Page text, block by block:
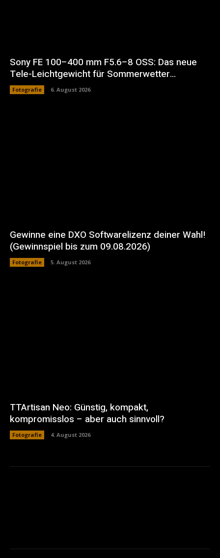
Sony FE 100–400 mm F5.6–8 OSS: Das neue
Tele-Leichtgewicht für Sommerwetter…
Fotografie 6. August 2026
Gewinne eine DXO Softwarelizenz deiner Wahl!
(Gewinnspiel bis zum 09.08.2026)
Fotografie 5. August 2026
TTArtisan Neo: Günstig, kompakt,
kompromisslos – aber auch sinnvoll?
Fotografie 4. August 2026